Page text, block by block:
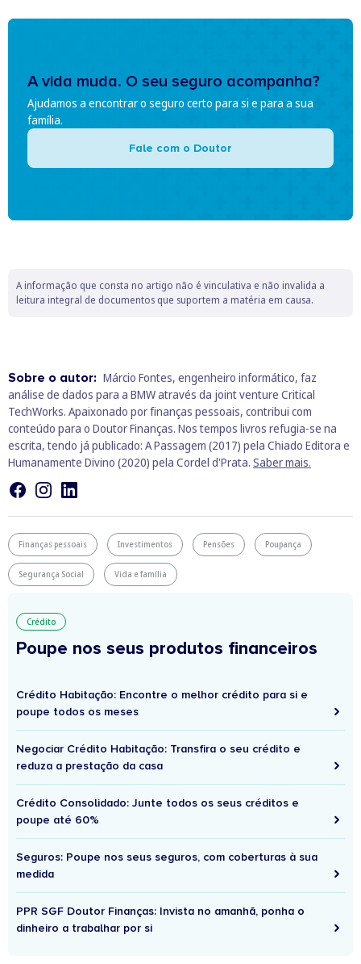
A vida muda. O seu seguro acompanha?
Ajudamos a encontrar o seguro certo para si e para a sua
família.
Fale com o Doutor
A informação que consta no artigo não é vinculativa e não invalida a
leitura integral de documentos que suportem a matéria em causa.
Sobre o autor: Márcio Fontes, engenheiro informático, faz
análise de dados para a BMW através da joint venture Critical
TechWorks. Apaixonado por finanças pessoais, contribui com
conteúdo para o Doutor Finanças. Nos tempos livros refugia-se na
escrita, tendo já publicado: A Passagem (2017) pela Chiado Editora e
Humanamente Divino (2020) pela Cordel d'Prata. Saber mais.
Finanças pessoais Investimentos Pensões Poupança
Segurança Social Vida e família
Crédito
Poupe nos seus produtos financeiros
Crédito Habitação: Encontre o melhor crédito para si e
poupe todos os meses
Negociar Crédito Habitação: Transfira o seu crédito e
reduza a prestação da casa
Crédito Consolidado: Junte todos os seus créditos e
poupe até 60%
Seguros: Poupe nos seus seguros, com coberturas à sua
medida
PPR SGF Doutor Finanças: Invista no amanhã, ponha o
dinheiro a trabalhar por si